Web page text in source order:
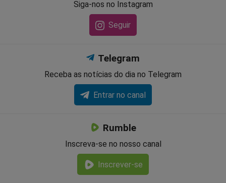
Siga-nos no Instagram
Seguir
Telegram
Receba as notícias do dia no Telegram
Entrar no canal
Rumble
Inscreva-se no nosso canal
Inscrever-se